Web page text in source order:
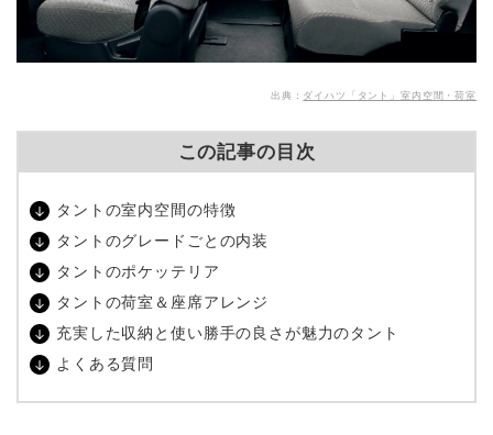
出典： ダイハツ「タント」室内空間・荷室
この記事の目次
タントの室内空間の特徴
タントのグレードごとの内装
タントのポケッテリア
タントの荷室＆座席アレンジ
充実した収納と使い勝手の良さが魅力のタント
よくある質問